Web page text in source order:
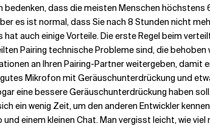
bedenken, dass die meisten Menschen
es ist normal, dass Sie nach 8 Stunden nicht
hat auch einige Vorteile. Die erste Regel beim
Pairing technische Probleme sind, die behoben
an Ihren Pairing-Partner weitergeben, damit
Mikrofon mit Geräuschunterdrückung und
eine bessere Geräuschunterdrückung haben
ein wenig Zeit, um den anderen Entwickler
einem kleinen Chat. Man vergisst leicht, wie